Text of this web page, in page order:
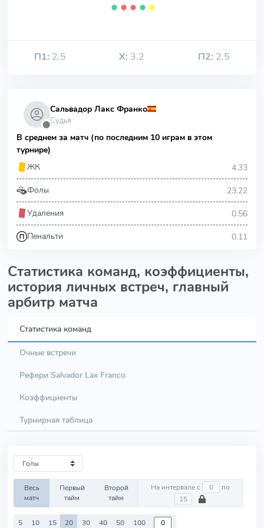
⬤ ⬤ ⬤ ⬤ ⬤
П1: 2.5 Х: 3.2 П2: 2.5
⬤
Сальвадор Лакс Франко
Судья
В среднем за матч (по последним 10 играм в этом
турнире)
ЖК
4.33
Фолы 23.22
Удаления 0.56
Пенальти 0.11
Статистика команд, коэффициенты,
история личных встреч, главный
арбитр матча
Статистика команд
Очные встречи
Рефери Salvador Lax Franco
Коэффициенты
Турнирная таблица
Весь
матч
Первый
тайм
Второй
тайм
На интервале с по
5 10 15 20 30 40 50 100